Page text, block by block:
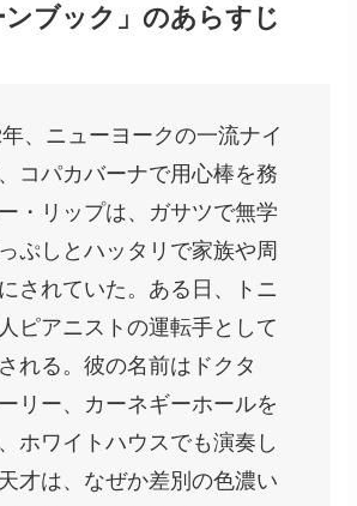
ンブック」のあらすじ
、ニューヨークの一流ナイ
コパカバーナで用心棒を務
・リップは、ガサツで無学
ぷしとハッタリで家族や周
されていた。ある日、トニ
ピアニストの運転手として
れる。彼の名前はドクタ
リー、カーネギーホールを
ホワイトハウスでも演奏し
才は、なぜか差別の色濃い